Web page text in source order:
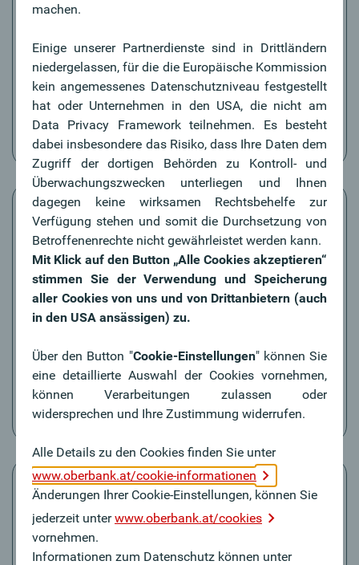
Postfach
Die moderne Alternative zu herkömmlichen
Papierdokumenten. Die Zustellung ist nicht nur
schneller, sondern auch nachhaltiger.
Push-Benachrichtigungen
Erhalten Sie Konto- und Bank-Informationen bequem
per Push-Benachrichtigung.
direkt auf dem Smartphone-Bildschirm erscheinen.
Anleitung
machen.
Einige unserer Partnerdienste sind in Drittländern
niedergelassen, für die die Europäische Kommission
kein angemessenes Datenschutzniveau festgestellt
hat oder Unternehmen in den USA, die nicht am
Data Privacy Framework teilnehmen. Es besteht
dabei insbesondere das Risiko, dass Ihre Daten dem
Zugriff der dortigen Behörden zu Kontroll- und
Überwachungszwecken unterliegen und Ihnen
dagegen keine wirksamen Rechtsbehelfe zur
Verfügung stehen und somit die Durchsetzung von
Betroffenenrechte nicht gewährleistet werden kann.
Mit Klick auf den Button „Alle Cookies akzeptieren“
stimmen Sie der Verwendung und Speicherung
aller Cookies von uns und von Drittanbietern (auch
in den USA ansässigen) zu.
Über den Button "Cookie-Einstellungen" können Sie
eine detaillierte Auswahl der Cookies vornehmen,
können Verarbeitungen zulassen oder
widersprechen und Ihre Zustimmung widerrufen.
Alle Details zu den Cookies finden Sie unter
www.oberbank.at/cookie-informationen
Änderungen Ihrer Cookie-Einstellungen, können Sie
jederzeit unterwww.oberbank.at/cookies
vornehmen.
Informationen zum Datenschutz können unter